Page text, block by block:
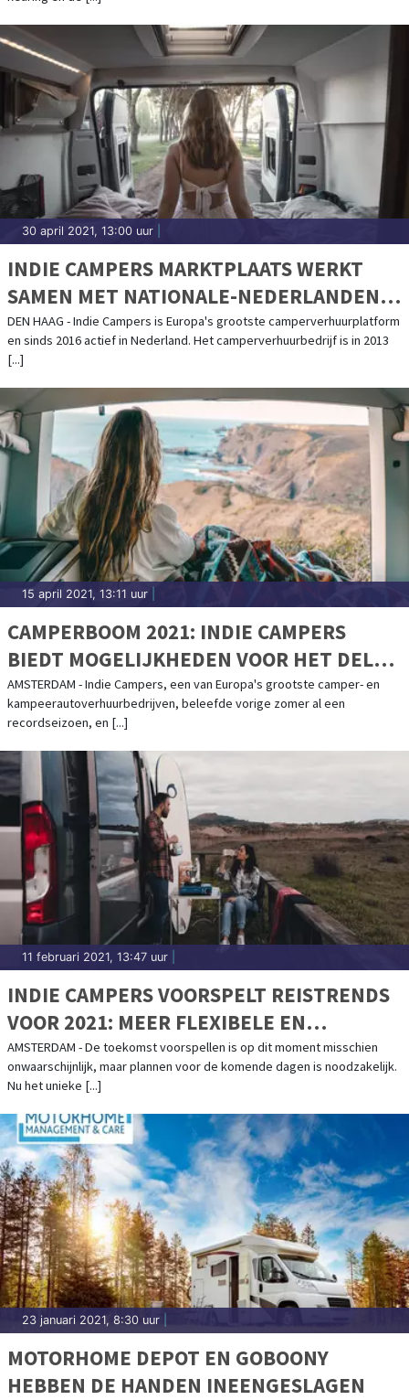
30 april 2021, 13:00 uur
INDIE CAMPERS MARKTPLAATS WERKT
SAMEN MET NATIONALE-NEDERLANDEN
MEE AAN CAMPER DEKKING
DEN HAAG - Indie Campers is Europa's grootste camperverhuurplatform
en sinds 2016 actief in Nederland. Het camperverhuurbedrijf is in 2013
[...]
15 april 2021, 13:11 uur
CAMPERBOOM 2021: INDIE CAMPERS
BIEDT MOGELIJKHEDEN VOOR HET DELEN
VAN CAMPERS
AMSTERDAM - Indie Campers, een van Europa's grootste camper- en
kampeerautoverhuurbedrijven, beleefde vorige zomer al een
recordseizoen, en [...]
11 februari 2021, 13:47 uur
INDIE CAMPERS VOORSPELT REISTRENDS
VOOR 2021: MEER FLEXIBELE EN
AUTHENTIEKE REISERVARINGEN
ONDERWEG
AMSTERDAM - De toekomst voorspellen is op dit moment misschien
onwaarschijnlijk, maar plannen voor de komende dagen is noodzakelijk.
Nu het unieke [...]
23 januari 2021, 8:30 uur
MOTORHOME DEPOT EN GOBOONY
HEBBEN DE HANDEN INEENGESLAGEN